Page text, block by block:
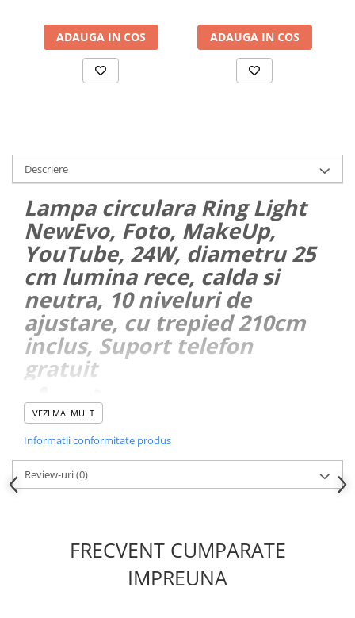
Dual, Negru
ADAUGA IN COS
ore, 10m, 13.6 grame,
Buton mute, Negru
ADAUGA IN COS
Descriere
Lampa circulara Ring Light
NewEvo, Foto, MakeUp,
YouTube, 24W, diametru 25
cm lumina rece, calda si
neutra, 10 niveluri de
ajustare, cu trepied 210cm
inclus, Suport telefon
gratuit
VEZI MAI MULT
Informatii conformitate produs
Review-uri(0)
FRECVENT CUMPARATE
IMPREUNA